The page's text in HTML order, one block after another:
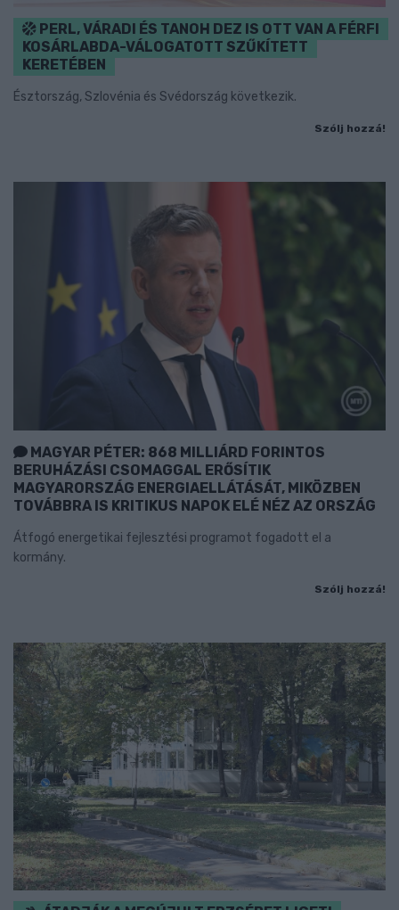
PERL, VÁRADI ÉS TANOH DEZ IS OTT VAN A FÉRFI
KOSÁRLABDA-VÁLOGATOTT SZŰKÍTETT
KERETÉBEN
Észtország, Szlovénia és Svédország következik.
Szólj hozzá!
MAGYAR PÉTER: 868 MILLIÁRD FORINTOS
BERUHÁZÁSI CSOMAGGAL ERŐSÍTIK
MAGYARORSZÁG ENERGIAELLÁTÁSÁT, MIKÖZBEN
TOVÁBBRA IS KRITIKUS NAPOK ELÉ NÉZ AZ ORSZÁG
Átfogó energetikai fejlesztési programot fogadott el a
kormány.
Szólj hozzá!